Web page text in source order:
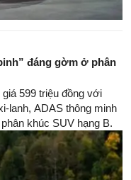
đáng gờm ở phân
599 triệu đồng với
lanh, ADAS thông minh
khúc SUV hạng B.